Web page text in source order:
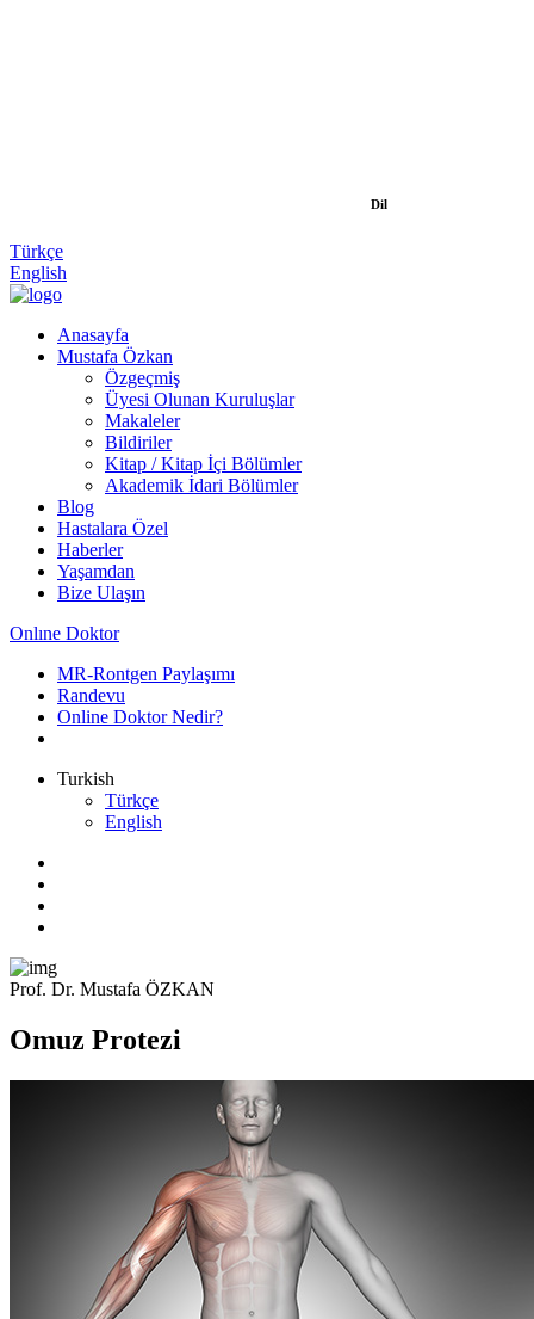
Dil
Türkçe
English
Anasayfa
Mustafa Özkan
Özgeçmiş
Üyesi Olunan Kuruluşlar
Makaleler
Bildiriler
Kitap / Kitap İçi Bölümler
Akademik İdari Bölümler
Blog
Hastalara Özel
Haberler
Yaşamdan
Bize Ulaşın
Onlıne Doktor
MR-Rontgen Paylaşımı
Randevu
Online Doktor Nedir?
Turkish
Türkçe
English
Prof. Dr. Mustafa ÖZKAN
Omuz Protezi